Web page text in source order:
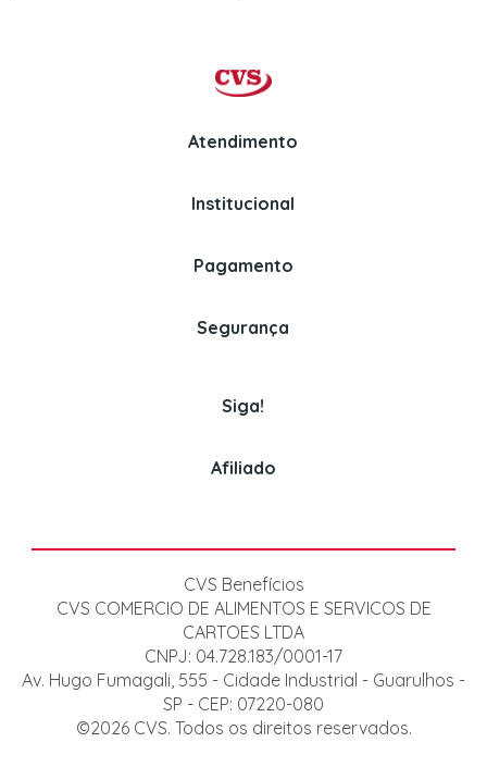
Atendimento
Whatsapp
(11) 3382-2150
Institucional
Perguntas Frequentes
Pagamento
Segurança
Siga!
Afiliado
CVS Benefícios
CVS COMERCIO DE ALIMENTOS E SERVICOS DE
CARTOES LTDA
CNPJ: 04.728.183/0001-17
Av. Hugo Fumagali, 555 - Cidade Industrial - Guarulhos -
SP - CEP: 07220-080
©2026 CVS. Todos os direitos reservados.